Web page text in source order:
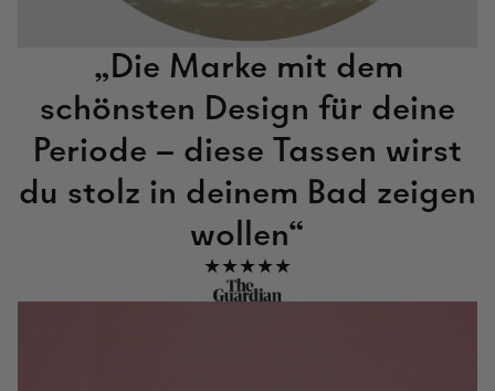
„Die Marke mit dem
schönsten Design für deine
Periode – diese Tassen wirst
du stolz in deinem Bad zeigen
wollen“
★★★★★